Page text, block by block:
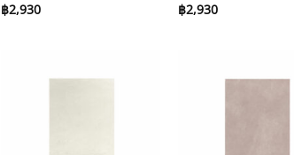
฿2,930
฿2,930